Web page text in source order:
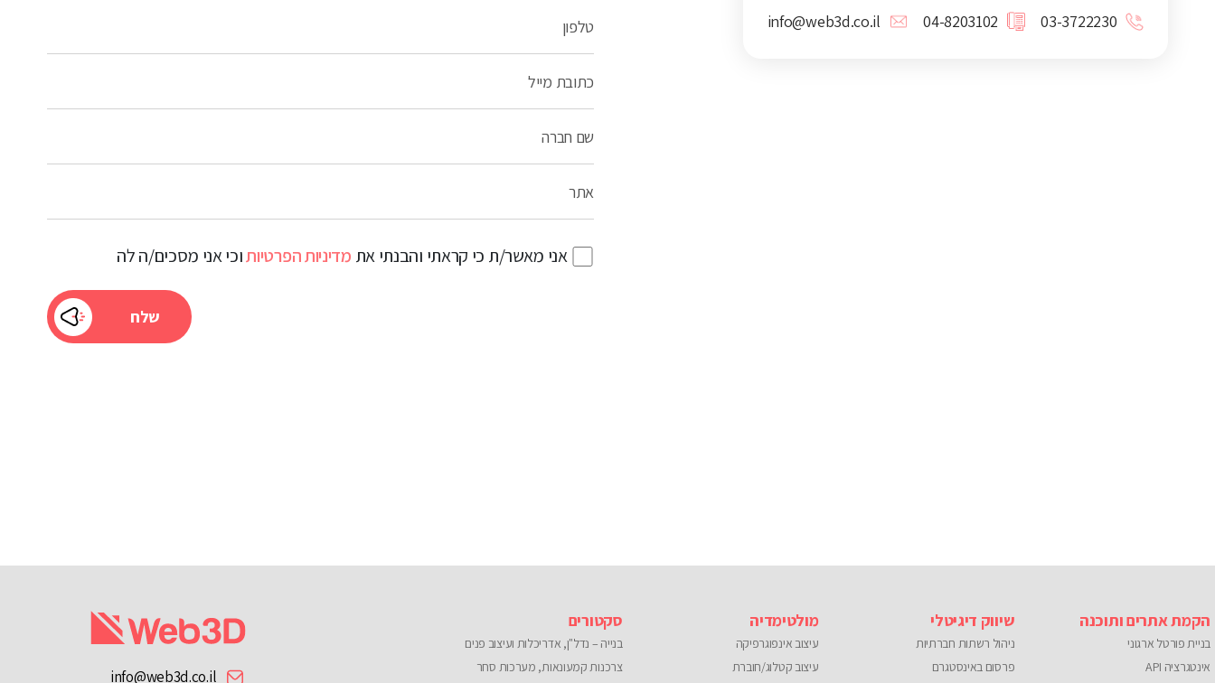
טלפון
כתובת מייל
שם חברה
אתר
אני מאשר/ת כי קראתי והבנתי את מדיניות הפרטיותוכי אני מסכים/ה לה
03-3722230
04-8203102
info@web3d.co.il
הקמת אתרים ותוכנה
בניית פורטל ארגוני
אינטגרציה API
שיווק דיגיטלי
ניהול רשתות חברתיות
פרסום באינסטגרם
מולטימדיה
עיצוב אינפוגרפיקה
עיצוב קטלוג/חוברת
סקטורים
בנייה – נדל"ן, אדריכלות ועיצוב פנים
צרכנות קמעונאות, מערכות סחר
info@web3d.co.il